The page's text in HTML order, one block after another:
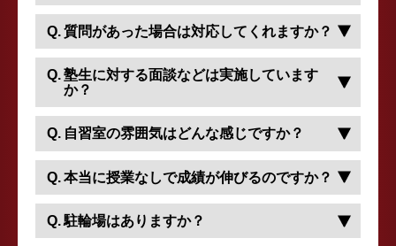
質問があった場合は対応してくれますか？
塾生に対する面談などは実施しています
か？
自習室の雰囲気はどんな感じですか？
本当に授業なしで成績が伸びるのですか？
駐輪場はありますか？